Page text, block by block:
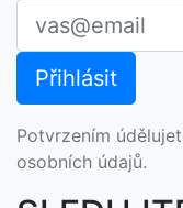
Potvrzením
osobních údajů.